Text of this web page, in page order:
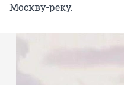
Москву-реку.